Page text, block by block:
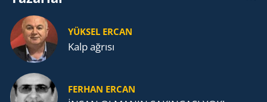
YÜKSEL ERCAN
Kalp ağrısı
FERHAN ERCAN